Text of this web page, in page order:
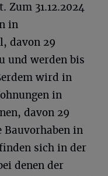
Zum 31.12.2024
in
davon 29
und werden bis
wird in
in
davon 29
in
sich in der
denen der